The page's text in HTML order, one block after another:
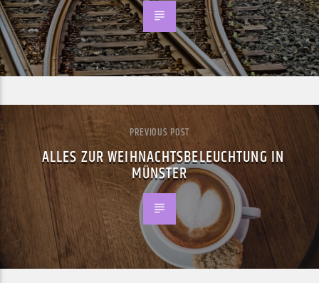
PREVIOUS POST
ALLES ZUR WEIHNACHTSBELEUCHTUNG IN
MÜNSTER